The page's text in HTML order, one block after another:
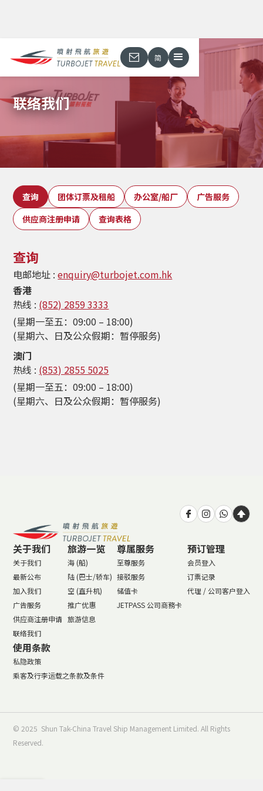
简
联络我们
查询 团体订票及租船 办公室/船厂
广告服务
供应商注册申请
查询表格
查询
电邮地址 :enquiry@turbojet.com.hk
香港
热线 : (852) 2859 3333
(星期一至五：09:00 – 18:00)
(星期六、日及公众假期：暂停服务)
澳门
热线 : (853) 2855 5025
(星期一至五：09:00 – 18:00)
(星期六、日及公众假期：暂停服务)
关于我们
关于我们
最新公布
加入我们
广告服务
供应商注册申请
联络我们
旅游一览
海 (船)
陆 (巴士/轿车)
空 (直升机)
推广优惠
旅游信息
尊属服务
至尊服务
接驳服务
储值卡
JETPASS 公司商務卡
预订管理
会员登入
订票记录
代理 / 公司客户登入
使用条款
私隐政策
乘客及行李运载之条款及条件
© 2025 Shun Tak-China Travel Ship Management Limited. All Rights
Reserved.